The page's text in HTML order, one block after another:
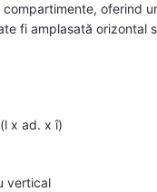
oferind
fi amplasată
x ad. x î)
vertical